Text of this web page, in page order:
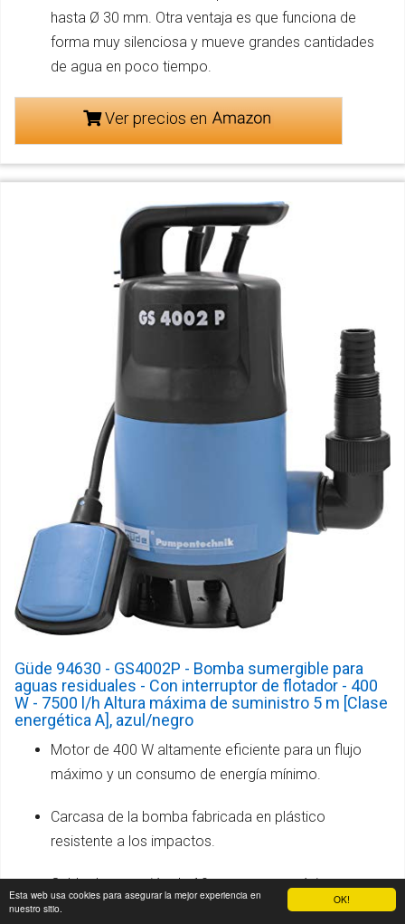
OK!
Esta web usa cookies para asegurar la mejor experiencia en
nuestro sitio.
hasta Ø 30 mm. Otra ventaja es que funciona de
forma muy silenciosa y mueve grandes cantidades
de agua en poco tiempo.
Ver precios en
Güde 94630 - GS4002P - Bomba sumergible para
aguas residuales - Con interruptor de flotador - 400
W - 7500 l/h Altura máxima de suministro 5 m [Clase
energética A], azul/negro
Motor de 400 W altamente eficiente para un flujo
máximo y un consumo de energía mínimo.
Carcasa de la bomba fabricada en plástico
resistente a los impactos.
Cable de conexión de 10 m para una máxima
flexibilidad durante el uso.